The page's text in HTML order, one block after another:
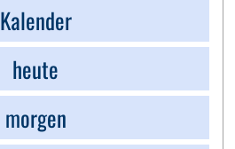
Kalender
heute
morgen